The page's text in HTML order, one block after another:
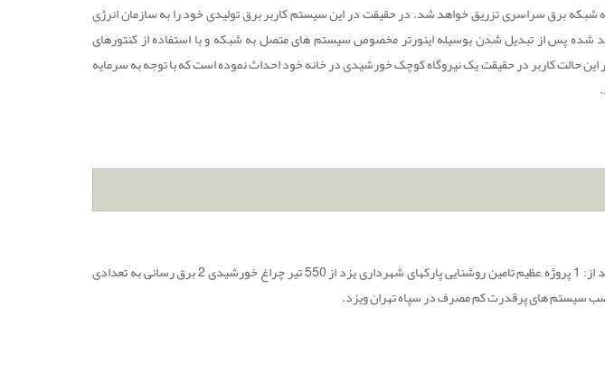
برق سراسری تزریق خواهد شد. در حقیقت در این سیستم کاربر برق تولیدی خود را به سازمان انرژی
شده پس از تبدیل شدن بوسیله اینورتر مخصوص سیستم های متصل به شبکه و با استفاده از کنتورهای
کاربر در حقیقت یک نیروگاه کوچک خورشیدی در خانه خود احداث نموده است که با توجه به سرمایه
نمونه پروژه های انجام شده توسط شرکت آریا نیرو گوهرعبارتند از: 1 پروژه عظیم تامین روشنایی پارکهای شهرداری یزد از 550 تیر چراغ خورشیدی 2 برق رسانی به تعدادی